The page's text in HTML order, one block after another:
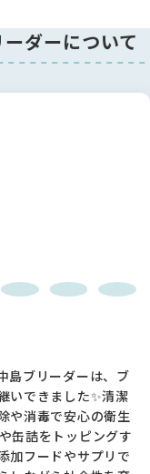
良い 賢く飼いやす
るご家庭でも 安
し ママ犬とタック
ダーについて
島ブリーダーは、ブ
いできました✨清潔
や消毒で安心の衛生
缶詰をトッピングす
加フードやサプリで